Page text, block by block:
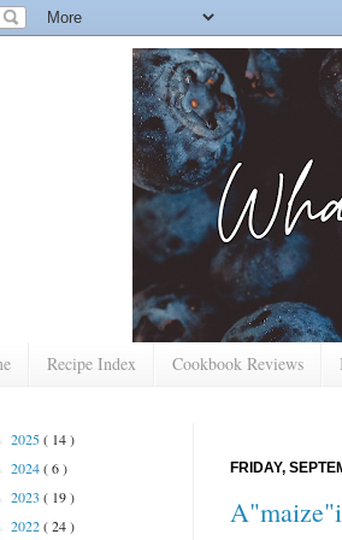
Recipe Index Cookbook Reviews
FRIDAY,
2025( 14 )
2024( 6 )
2023 ( 19 )
2022( 24 )